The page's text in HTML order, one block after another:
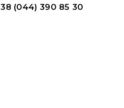
38 (044) 390 85 30